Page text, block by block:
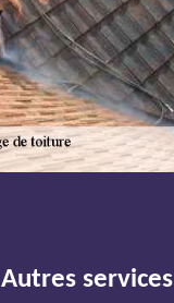
Autres services